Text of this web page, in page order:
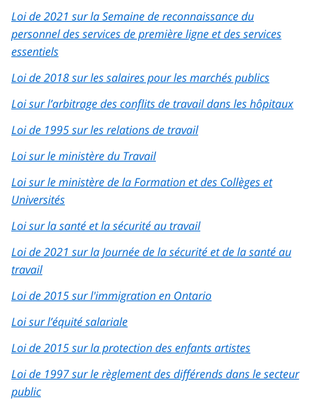
Loi de 2021 sur la Semaine de reconnaissance du
personnel des services de première ligne et des services
essentiels
Loi de 2018 sur les salaires pour les marchés publics
Loi sur l’arbitrage des conflits de travail dans les hôpitaux
Loi de 1995 sur les relations de travail
Loi sur le ministère du Travail
Loi sur le ministère de la Formation et des Collèges et
Universités
Loi sur la santé et la sécurité au travail
Loi de 2021 sur la Journée de la sécurité et de la santé au
travail
Loi de 2015 sur l'immigration en Ontario
Loi sur l’équité salariale
Loi de 2015 sur la protection des enfants artistes
Loi de 1997 sur le règlement des différends dans le secteur
public